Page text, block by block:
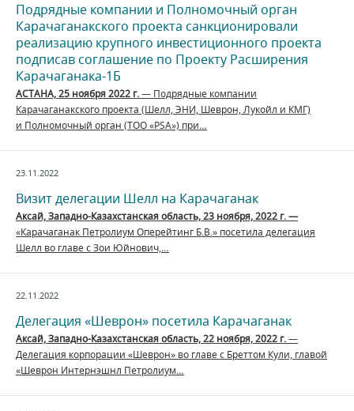
Подрядные компании и Полномочный орган
Карачаганакского проекта санкционировали
реализацию крупного инвестиционного проекта
подписав соглашение по Проекту Расширения
Карачаганака-1Б
АСТАНА, 25 ноября 2022 г.— Подрядные компании
Карачаганакского проекта (Шелл, ЭНИ, Шеврон, Лукойл и КМГ)
и Полномочный орган (ТОО «PSA») при…
23.11.2022
Визит делегации Шелл на Карачаганак
Аксай, Западно-Казахстанская область, 23 ноября, 2022 г. —
«Карачаганак Петролиум Оперейтинг Б.В.» посетила делегация
Шелл во главе с Зои Юйнович,…
22.11.2022
Делегация «Шеврон» посетила Карачаганак
Аксай, Западно-Казахстанская область, 22 ноября, 2022 г.—
Делегация корпорации «Шеврон» во главе с Бреттом Кули, главой
«Шеврон Интернэшнл Петролиум…